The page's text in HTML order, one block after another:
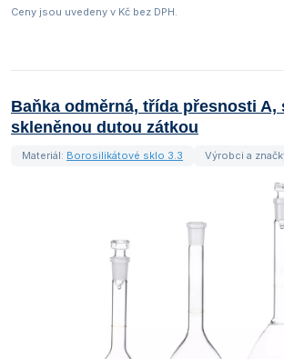
Ceny jsou uvedeny v Kč bez DPH.
Baňka odměrná, třída přesnosti A,
skleněnou dutou zátkou
Materiál: Borosilikátové sklo 3.3 Výrobci a